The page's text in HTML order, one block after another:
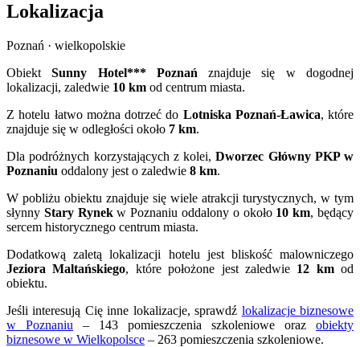
Lokalizacja
Poznań · wielkopolskie
ObiektSunny Hotel*** Poznań znajduje się w dogodnej
lokalizacji, zaledwie 10 km od centrum miasta.
Z hotelu łatwo można dotrzeć do Lotniska Poznań-Ławica, które
znajduje się w odległości około 7 km.
Dla podróżnych korzystających z kolei,Dworzec Główny PKP w
Poznaniu oddalony jest o zaledwie 8 km.
W pobliżu obiektu znajduje się wiele atrakcji turystycznych, w tym
słynny Stary Rynekw Poznaniu oddalony o około 10 km, będący
sercem historycznego centrum miasta.
Dodatkową zaletą lokalizacji hotelu jest bliskość malowniczego
Jeziora Maltańskiego, które położone jest zaledwie 12 kmod
obiektu.
Jeśli interesują Cię inne lokalizacje, sprawdź lokalizacje biznesowe
w Poznaniu – 143 pomieszczenia szkoleniowe oraz obiekty
biznesowe w Wielkopolsce – 263 pomieszczenia szkoleniowe.